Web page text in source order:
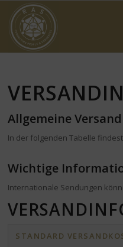
Allgemeine
In der folgenden Tabelle
Wichtige
Internationale Sendungen
STANDARD